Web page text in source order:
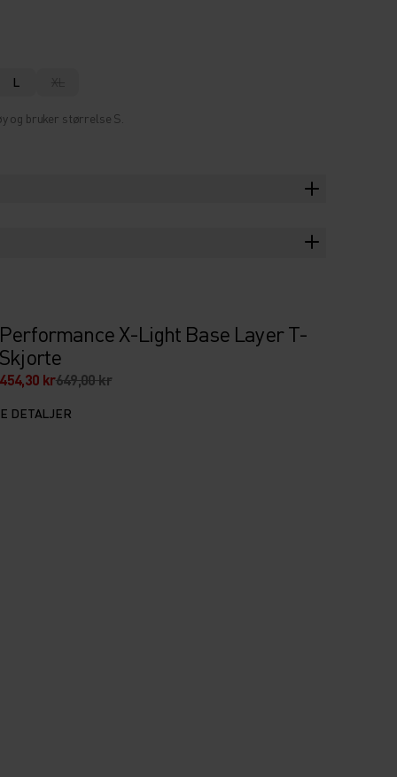
L XL
og bruker størrelse S.
Performance X-Light Base Layer T-
Skjorte
454,30 kr649,00 kr
DETALJER